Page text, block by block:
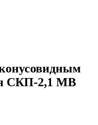
СКП-2,1 МВ